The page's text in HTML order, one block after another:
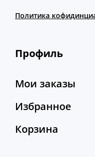
Политика
Профиль
Мои заказы
Избранное
Корзина